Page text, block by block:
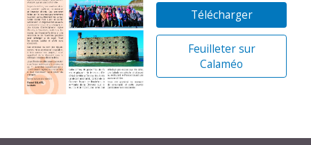
Télécharger
Feuilleter sur
Calaméo